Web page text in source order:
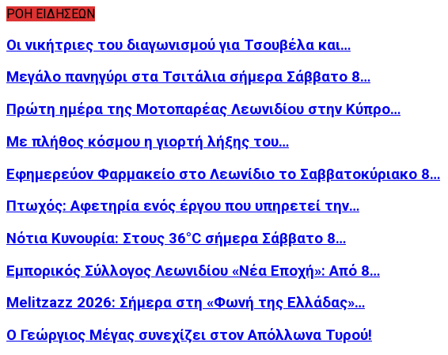
ΡΟΗ ΕΙΔΗΣΕΩΝ
Οι νικήτριες του διαγωνισμού για Τσουβέλα και…
Μεγάλο πανηγύρι στα Τσιτάλια σήμερα Σάββατο 8…
Πρώτη ημέρα της Μοτοπαρέας Λεωνιδίου στην Κύπρο…
Με πλήθος κόσμου η γιορτή λήξης του…
Εφημερεύον Φαρμακείο στο Λεωνίδιο το Σαββατοκύριακο 8…
Πτωχός: Αφετηρία ενός έργου που υπηρετεί την…
Νότια Κυνουρία: Στους 36°C σήμερα Σάββατο 8…
Εμπορικός Σύλλογος Λεωνιδίου «Νέα Εποχή»: Από 8…
Melitzazz 2026: Σήμερα στη «Φωνή της Ελλάδας»…
Ο Γεώργιος Μέγας συνεχίζει στον Απόλλωνα Τυρού!